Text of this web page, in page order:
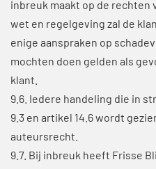
inbreuk maakt op de rechten
wet en regelgeving zal de
enige aanspraken op
mochten doen gelden als
klant.
9.6. Iedere handeling die in
9.3 en artikel 14.6 wordt
auteursrecht.
9.7. Bij inbreuk heeft Frisse